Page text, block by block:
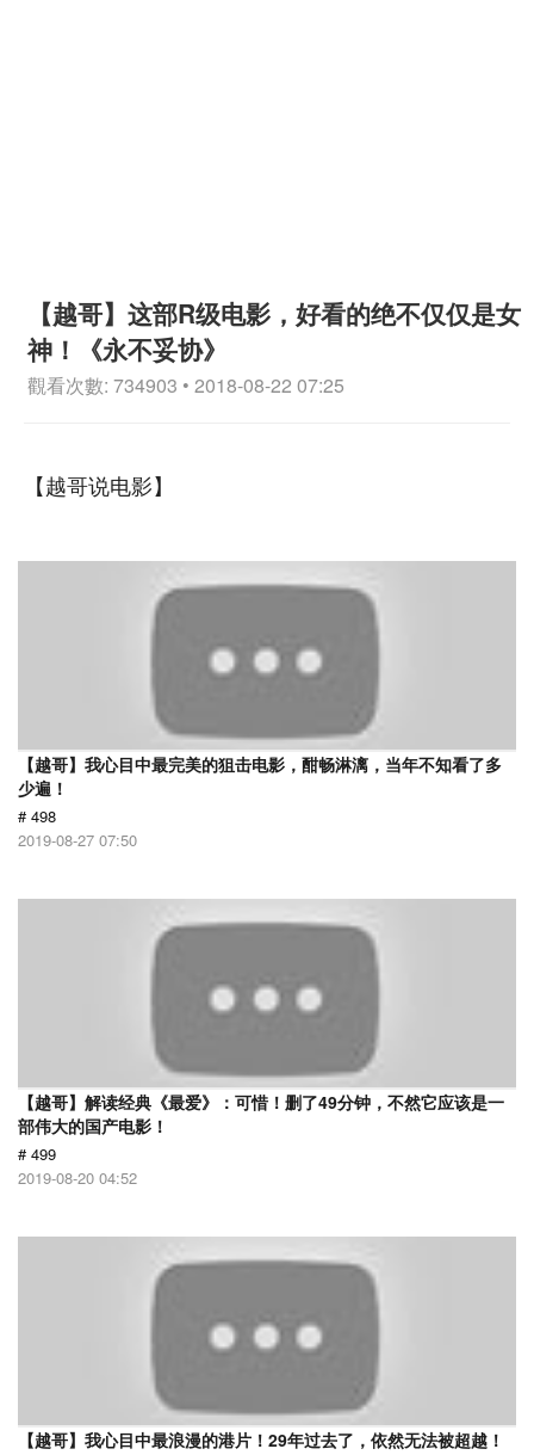
【越哥】这部R级电影，好看的绝不仅仅是女
神！《永不妥协》
觀看次數: 734903 • 2018-08-22 07:25
【越哥说电影】
【越哥】我心目中最完美的狙击电影，酣畅淋漓，当年不知看了多
少遍！
# 498
2019-08-27 07:50
【越哥】解读经典《最爱》：可惜！删了49分钟，不然它应该是一
部伟大的国产电影！
# 499
2019-08-20 04:52
【越哥】我心目中最浪漫的港片！29年过去了，依然无法被超越！